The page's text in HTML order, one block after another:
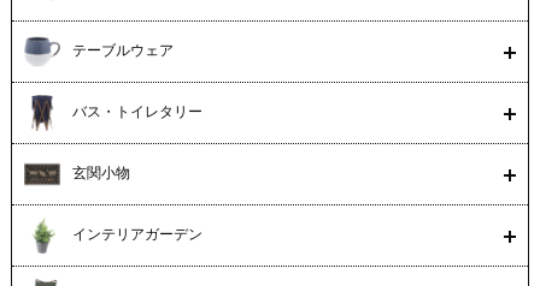
テーブルウェア
バス・トイレタリー
玄関小物
インテリアガーデン